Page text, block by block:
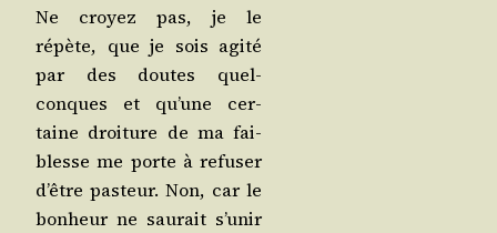
Ne croyez pas, je le
répète, que je sois agi­té
par des doutes quel­
conques et qu’une cer­
taine droi­ture de ma fai­
blesse me porte à refu­ser
d’être pas­teur. Non, car le
bon­heur ne sau­rait s’u­nir